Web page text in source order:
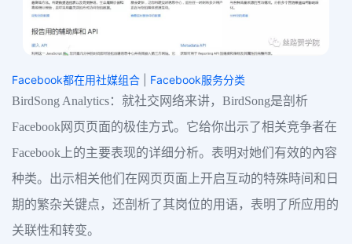
Facebook都在用社媒组合
Facebook服务分类
BirdSong Analytics：就社交网络来讲，BirdSong是剖析
Facebook网页页面的极佳方式。它给你出示了相关竞争者在
Facebook上的主要表现的详细分析。表明对她们有效的內容
种类。出示相关他们在网页页面上开启互动的特殊時间和日
期的繁杂关键点，还剖析了其岗位的用语，表明了所应用的
关联性和转变。